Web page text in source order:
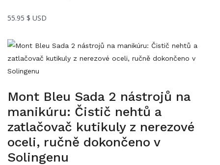
55.95 $ USD
Mont Bleu Sada 2 nástrojů na
manikúru: Čistič nehtů a
zatlačovač kutikuly z nerezové
oceli, ručně dokončeno v
Solingenu